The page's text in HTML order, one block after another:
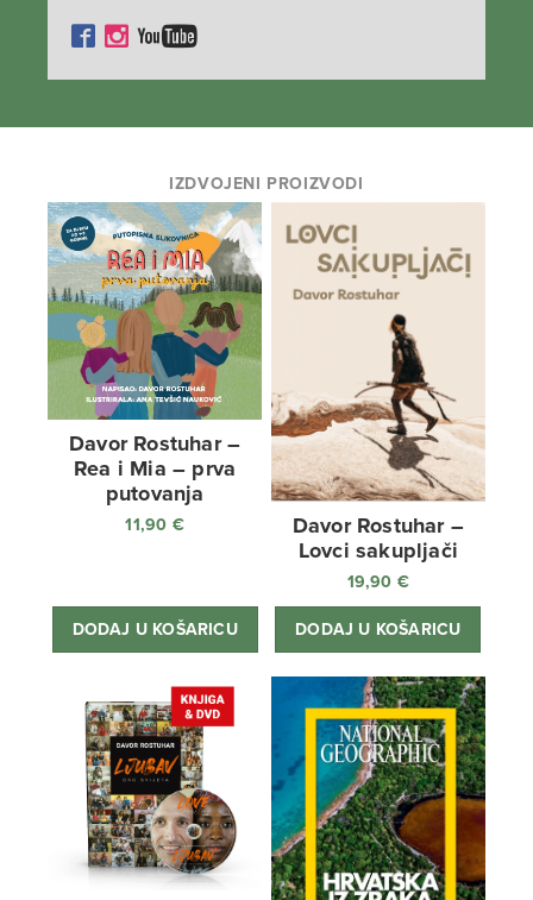
IZDVOJENI PROIZVODI
Davor Rostuhar –
Rea i Mia – prva
putovanja
11,90 €
DODAJ U KOŠARICU
Davor Rostuhar –
Lovci sakupljači
19,90 €
DODAJ U KOŠARICU